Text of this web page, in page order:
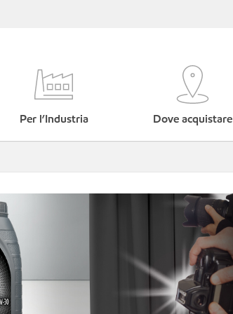
Per l’Industria Dove acquistare